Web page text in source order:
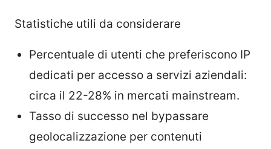
Statistiche utili da considerare
Percentuale di utenti che preferiscono IP
dedicati per accesso a servizi aziendali:
circa il 22-28% in mercati mainstream.
Tasso di successo nel bypassare
geolocalizzazione per contenuti